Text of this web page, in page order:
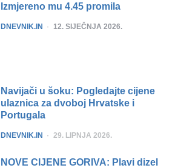
Izmjereno mu 4.45 promila
POSTED
DNEVNIK.IN 12. SIJEČNJA 2026.
Navijači u šoku: Pogledajte cijene
ulaznica za dvoboj Hrvatske i
Portugala
POSTED
DNEVNIK.IN 29. LIPNJA 2026.
NOVE CIJENE GORIVA: Plavi dizel